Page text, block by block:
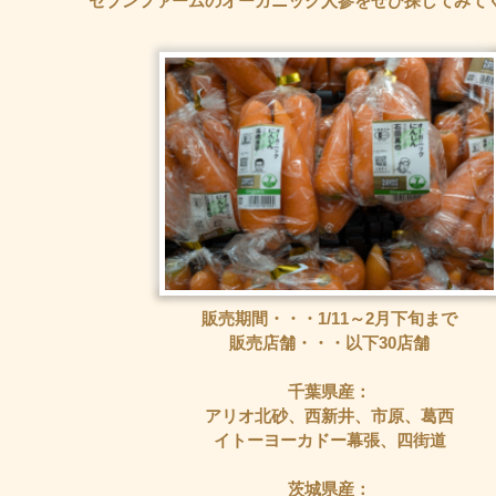
販売期間・・・1/11～2月下旬まで
販売店舗・・・以下30店舗
千葉県産：
アリオ北砂、西新井、市原、葛西
イトーヨーカドー幕張、四街道
茨城県産：